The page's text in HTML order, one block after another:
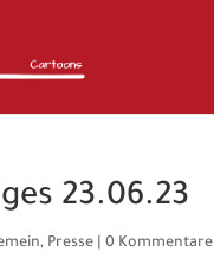
23.06.23
, Presse |0 Kommentare